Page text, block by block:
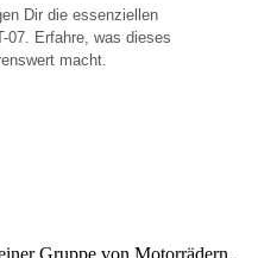
Dir die essenziellen
07. Erfahre, was dieses
macht.